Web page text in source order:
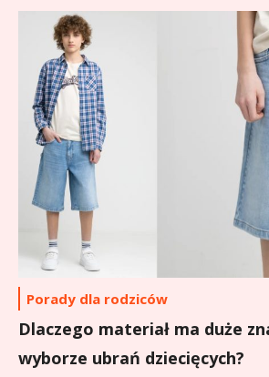
Porady dla rodziców
Dlaczego materiał ma duże
wyborze ubrań dziecięcych?